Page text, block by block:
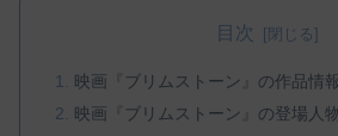
目次
映画『ブリムストーン』の作品情報
映画『ブリムストーン』の登場人